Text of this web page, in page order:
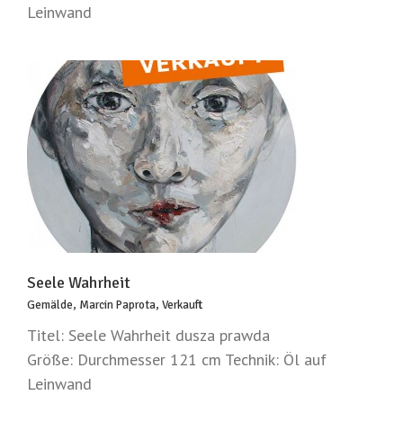
Leinwand
Seele Wahrheit
Gemälde, Marcin Paprota, Verkauft
Titel: Seele Wahrheit dusza prawda
Größe: Durchmesser 121 cm Technik: Öl auf
Leinwand